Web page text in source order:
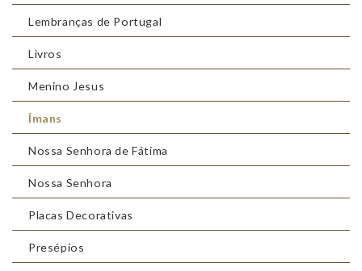
Lembranças de Portugal
Livros
Menino Jesus
Ímans
Nossa Senhora de Fátima
Nossa Senhora
Placas Decorativas
Presépios